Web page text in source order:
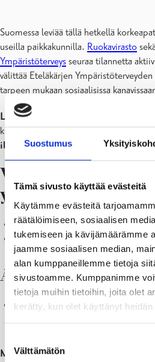
Suostumus
Tämä sivusto käyttää evästeitä
Käytämme evästeitä
räätälöimiseen, sosiaalisen
tukemiseen ja kävijämäärämme
jaamme sosiaalisen median,
alan kumppaneillemme tietoja
sivustoamme. Kumppanimme
tietoja muihin tietoihin, joita olet
kerätty, kun olet käyttänyt heidän
valinta
Välttämätön
Suomessa leviää tällä hetkellä
useilla paikkakunnilla. Ruokavirasto
Ympäristöterveys seuraa tilannetta
välittää Eteläkärjen
tarpeen mukaan sosiaalisissa
Luonnonvaraisten lintujen
kuolleista petolinnuista Hangon,
ilmoittaa valvontaeläinlääkärille.
yhteystiedot
Puhelinnumero 040 135 9227
Sähköposti:vet@symi.fi
Ajankohtaista
Siipikarjan ja vankeudessa
(Ulkoinen linkki, Eteläkärjen
Myös omaa siipikarjaa suositellaan